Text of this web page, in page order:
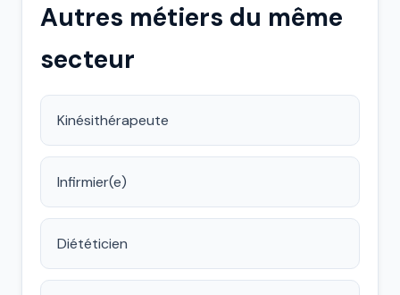
Autres métiers du même
secteur
Kinésithérapeute
Infirmier(e)
Diététicien